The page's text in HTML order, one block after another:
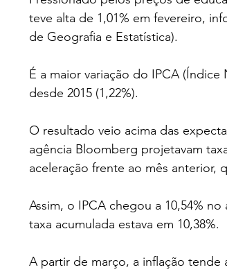
teve alta de 1,01% em fevereiro,
de Geografia e Estatística).
É a maior variação do IPCA
desde 2015 (1,22%).
O resultado veio acima das
agência Bloomberg projetavam
aceleração frente ao mês anterior,
Assim, o IPCA chegou a 10,54%
taxa acumulada estava em 10,38%.
A partir de março, a inflação tende